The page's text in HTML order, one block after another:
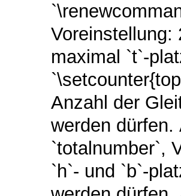
Voreinstellung:
maximal `t`-
Anzahl der
werden
`totalnumber`,
`h`- und `b`-